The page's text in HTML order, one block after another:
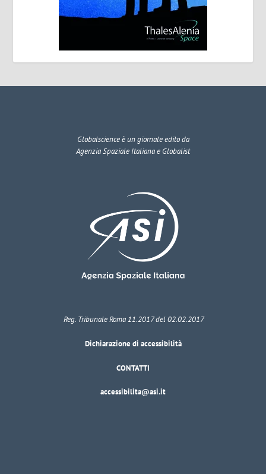
Globalscienceè un giornale edito da
Agenzia Spaziale Italiana e Globalist
Reg. Tribunale Roma 11.2017 del 02.02.2017
Dichiarazione di accessibilità
CONTATTI
accessibilita@asi.it